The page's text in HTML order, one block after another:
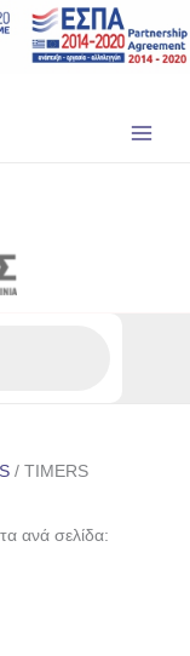
/ TIMERS
ανά σελίδα: